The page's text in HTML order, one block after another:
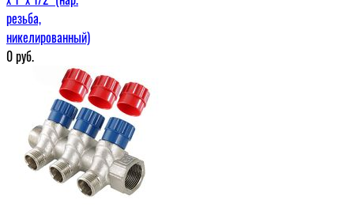
резьба,
никелированный)
0руб.